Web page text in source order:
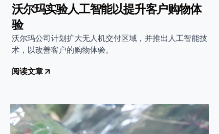
沃尔玛实验人工智能以提升客户购物体
验
沃尔玛公司计划扩大无人机交付区域，并推出人工智能技
术，以改善客户的购物体验。
阅读文章